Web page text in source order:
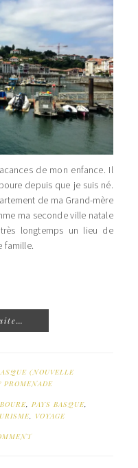
de mon enfance. Il
depuis que je suis né.
de ma Grand-mère
ma seconde ville natale
longtemps un lieu de
famille.
(NOUVELLE
PROMENADE
, PAYS BASQUE,
, VOYAGE